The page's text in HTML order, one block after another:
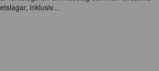
inklusiv...